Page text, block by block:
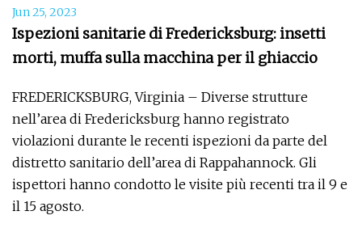
Jun 25, 2023
Ispezioni sanitarie di Fredericksburg: insetti
morti, muffa sulla macchina per il ghiaccio
FREDERICKSBURG, Virginia – Diverse strutture
nell’area di Fredericksburg hanno registrato
violazioni durante le recenti ispezioni da parte del
distretto sanitario dell’area di Rappahannock. Gli
ispettori hanno condotto le visite più recenti tra il 9 e
il 15 agosto.